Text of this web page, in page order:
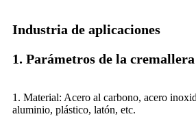
Industria de aplicaciones
1. Parámetros de la
1. Material: Acero al carbono, acero
aluminio, plástico, latón, etc.